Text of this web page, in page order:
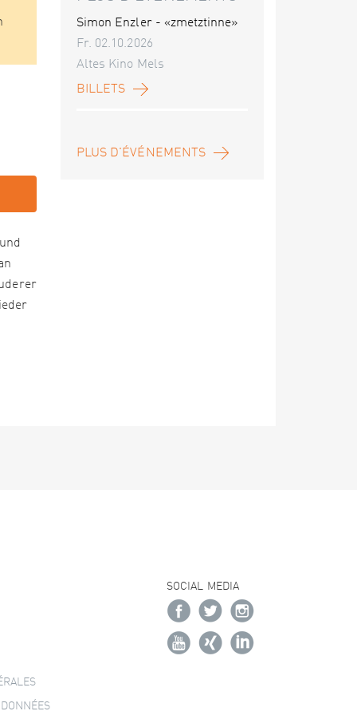
Simon Enzler - «zmetztinne»
Fr. 02.10.2026
Altes Kino Mels
BILLETS
PLUS D'ÉVÉNEMENTS
SOCIAL MEDIA